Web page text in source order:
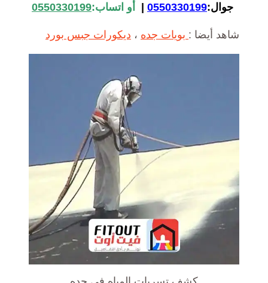
جوال:0550330199
| أو اتساب:0550330199
شاهد أيضا : بويات جده ، ديكورات جبس بورد